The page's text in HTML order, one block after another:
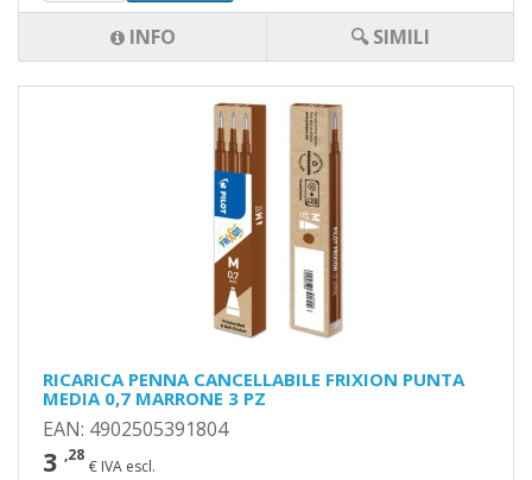
INFO 🔍 SIMILI
RICARICA PENNA CANCELLABILE FRIXION PUNTA
MEDIA 0,7 MARRONE 3 PZ
EAN: 4902505391804
3 ,28
€ IVA escl.